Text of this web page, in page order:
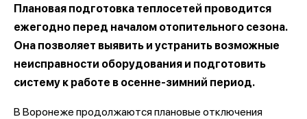
Плановая подготовка теплосетей проводится
ежегодно перед началом отопительного сезона.
Она позволяет выявить и устранить возможные
неисправности оборудования и подготовить
систему к работе в осенне-зимний период.
В Воронеже продолжаются плановые отключения